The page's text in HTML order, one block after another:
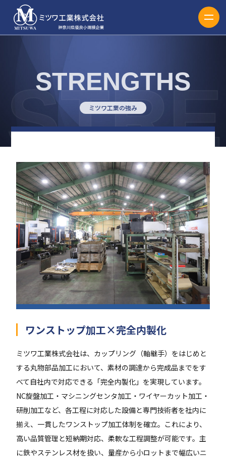
STRENGTHS
ミツワ工業の強み
ワンストップ加工×完全内製化
ミツワ工業株式会社は、カップリング（軸継手）をはじめと
する丸物部品加工において、素材の調達から完成品までをす
べて自社内で対応できる「完全内製化」を実現しています。
NC旋盤加工・マシニングセンタ加工・ワイヤーカット加工・
研削加工など、各工程に対応した設備と専門技術者を社内に
揃え、一貫したワンストップ加工体制を確立。これにより、
高い品質管理と短納期対応、柔軟な工程調整が可能です。主
に鉄やステンレス材を扱い、量産から小ロットまで幅広いニ